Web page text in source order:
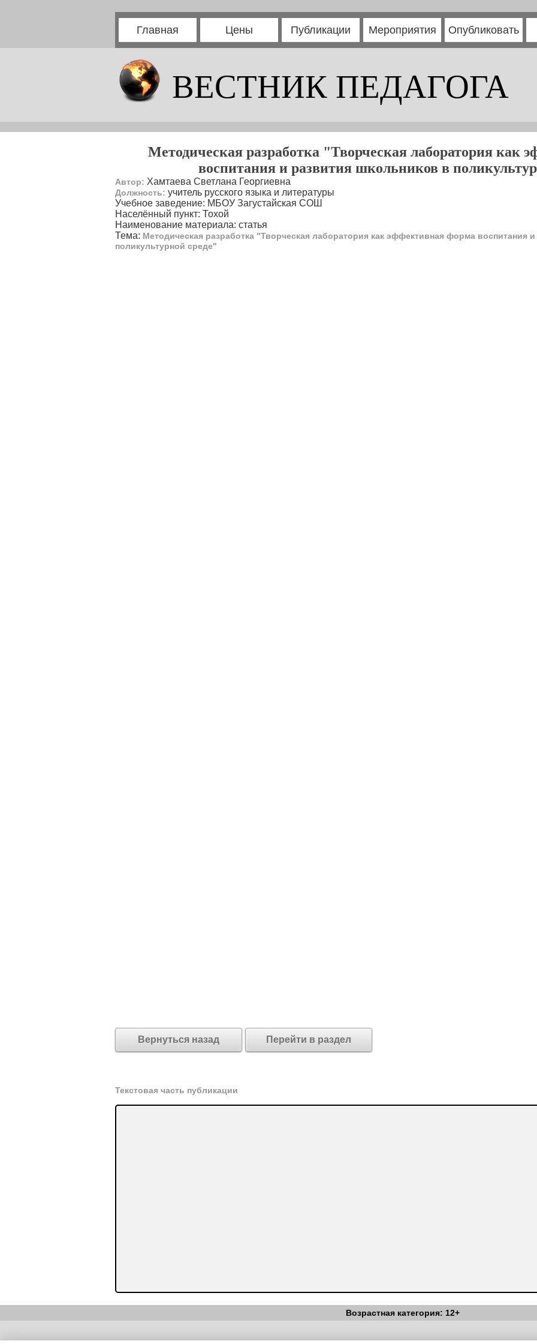
Главная Цены Публикации Мероприятия Опубликовать
ВЕСТНИК ПЕДАГОГА
Методическая разработка "Творческая лаборатория как
воспитания и развития школьников в
Автор: Хамтаева Светлана Георгиевна
Должность: учитель русского языка и литературы
Учебное заведение: МБОУ Загустайская СОШ
Населённый пункт: Тохой
Наименование материала: статья
Тема: Методическая разработка "Творческая лаборатория как эффективная форма воспитания
поликультурной среде"
Вернуться назад Перейти в раздел
Текстовая часть публикации
Возрастная категория: 12+